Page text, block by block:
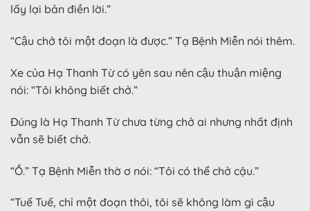
lấy lại bản điền lời.”
“Cậu chở tôi một đoạn là được.” Tạ Bệnh Miễn nói thêm.
Xe của Hạ Thanh Từ có yên sau nên cậu thuận miệng
nói: “Tôi không biết chở.”
Đúng là Hạ Thanh Từ chưa từng chở ai nhưng nhất định
vẫn sẽ biết chở.
“Ồ.” Tạ Bệnh Miễn thờ ơ nói: “Tôi có thể chở cậu.”
“Tuế Tuế, chỉ một đoạn thôi, tôi sẽ không làm gì cậu